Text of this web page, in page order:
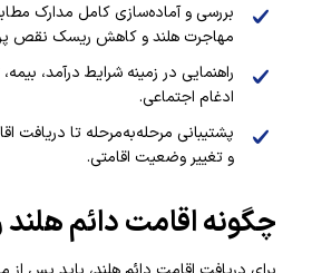
بررسی و آماده‌سازی کامل مدارک
مهاجرت هلند و کاهش ریسک نقص
راهنمایی در زمینه شرایط درآمد،
ادغام اجتماعی.
پشتیبانی مرحله‌به‌مرحله تا دریافت
و تغییر وضعیت اقامتی.
چگونه اقامت دائم هلند